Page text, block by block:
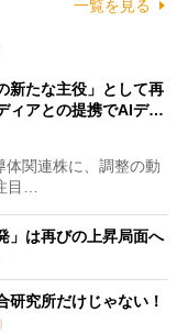
一覧を見る
新たな主役」として再
ィアとの提携でAIデ…
関連株に、調整の動
目…
」は再びの上昇局面へ
研究所だけじゃない！